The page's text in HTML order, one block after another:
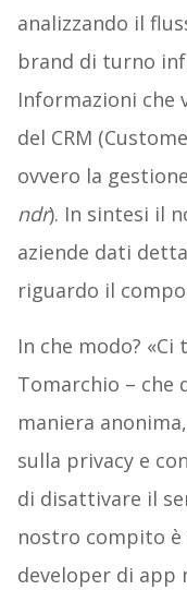
analizzando il
brand di turno
Informazioni che
del CRM
ovvero la
ndr). In sintesi il
aziende dati
riguardo il
In che modo?
Tomarchio – che
maniera
sulla privacy e
di disattivare il
nostro compito
developer di